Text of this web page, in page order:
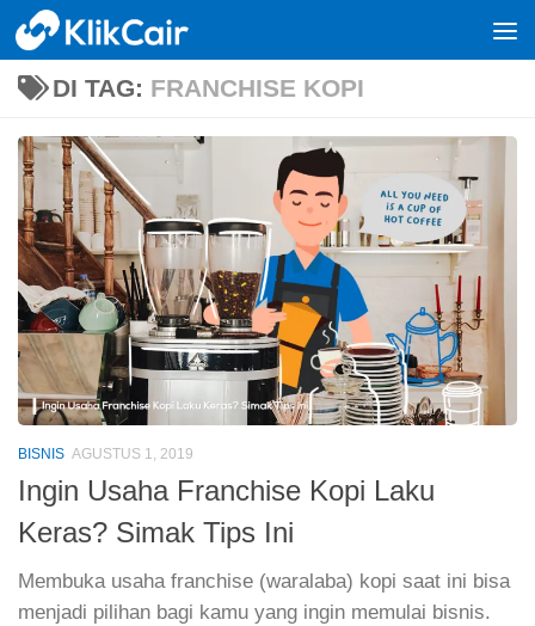
Skip to content
DI TAG: FRANCHISE KOPI
BISNIS AGUSTUS 1, 2019
Ingin Usaha Franchise Kopi Laku
Keras? Simak Tips Ini
Membuka usaha franchise (waralaba) kopi saat ini bisa
menjadi pilihan bagi kamu yang ingin memulai bisnis.